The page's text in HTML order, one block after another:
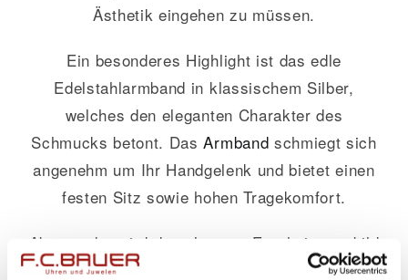
Ästhetik eingehen zu müssen.
Ein besonderes Highlight ist das edle
Edelstahlarmband in klassischem Silber,
welches den eleganten Charakter des
Schmucks betont. DasArmband schmiegt sich
angenehm um Ihr Handgelenk und bietet einen
festen Sitz sowie hohen Tragekomfort.
Abgerundet wird das elegante Erscheinungsbild
durch das weiße Zifferblatt – dezent aber